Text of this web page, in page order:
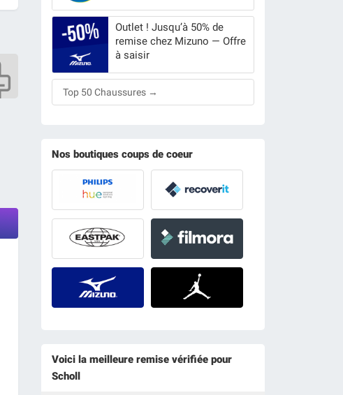
Outlet ! Jusqu’à 50% de
remise chez Mizuno — Offre
à saisir
Top 50 Chaussures →
Nos boutiques coups de coeur
Voici la meilleure remise vérifiée pour
Scholl